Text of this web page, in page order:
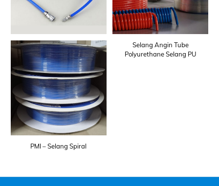
PMI – Selang Spiral
Selang Angin Tube
Polyurethane Selang PU